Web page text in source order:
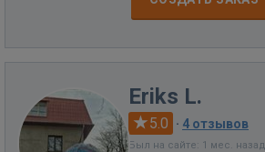
Eriks L.
5.0 · 4 отзывов
Был на сайте: 1 мес. назад